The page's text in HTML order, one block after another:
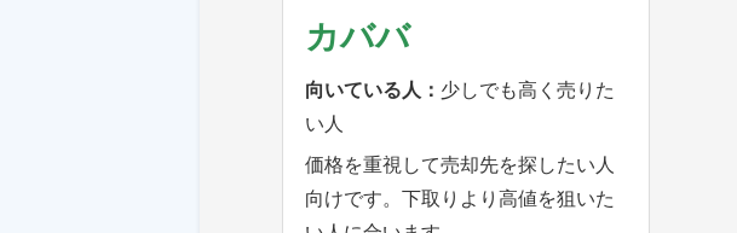
カババ
向いている人： 少しでも高く売りた
い人
価格を重視して売却先を探したい人
向けです。下取りより高値を狙いた